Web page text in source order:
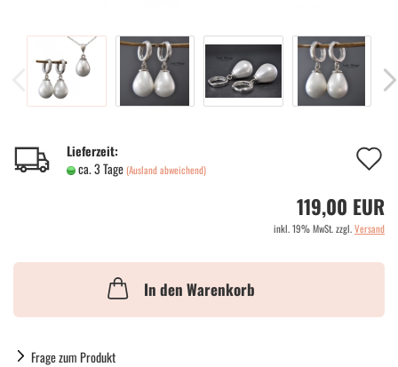
Lieferzeit:
ca. 3 Tage(Ausland abweichend)
119,00 EUR
inkl. 19% MwSt. zzgl.Versand
In den Warenkorb
Frage zum Produkt